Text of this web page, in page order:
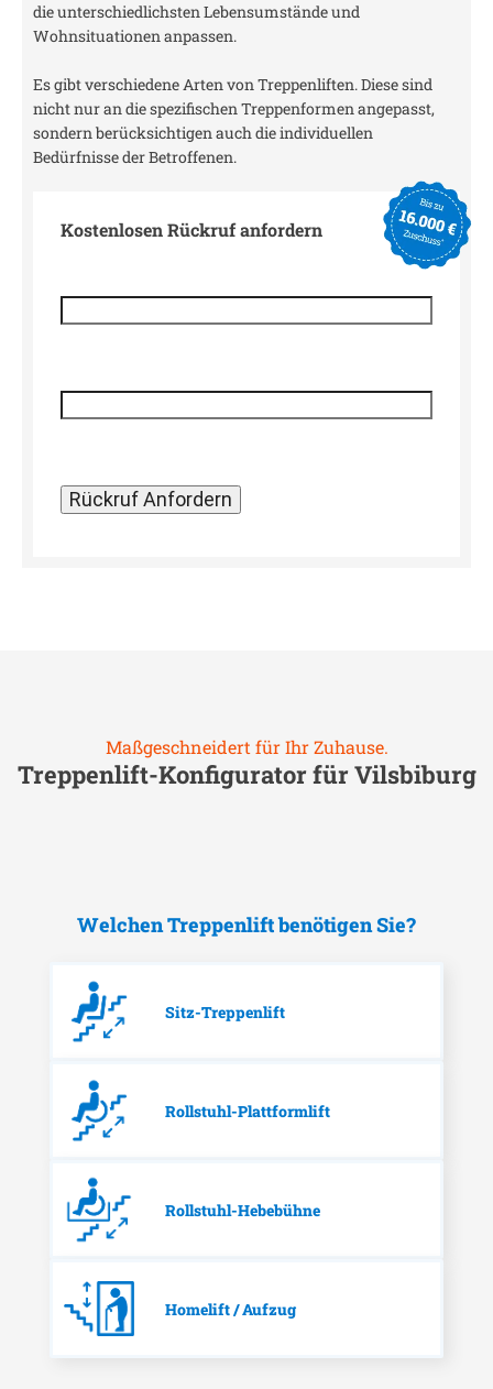
die unterschiedlichsten Lebensumstände und
Wohnsituationen anpassen.
Es gibt verschiedene Arten von Treppenliften. Diese sind
nicht nur an die spezifischen Treppenformen angepasst,
sondern berücksichtigen auch die individuellen
Bedürfnisse der Betroffenen.
Kostenlosen Rückruf anfordern
Maßgeschneidert für Ihr Zuhause.
Treppenlift-Konfigurator fürVilsbiburg
Welchen Treppenlift benötigen Sie?
Sitz-Treppenlift
Rollstuhl-Plattformlift
Rollstuhl-Hebebühne
Homelift / Aufzug